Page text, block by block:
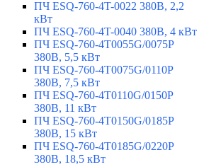
ПЧ ESQ-760-4T-0022 380В, 2,2
кВт
ПЧ ESQ-760-4T-0040 380В, 4 кВт
ПЧ ESQ-760-4T0055G/0075P
380В, 5,5 кВт
ПЧ ESQ-760-4T0075G/0110P
380В, 7,5 кВт
ПЧ ESQ-760-4T0110G/0150P
380В, 11 кВт
ПЧ ESQ-760-4T0150G/0185P
380В, 15 кВт
ПЧ ESQ-760-4T0185G/0220P
380В, 18,5 кВт